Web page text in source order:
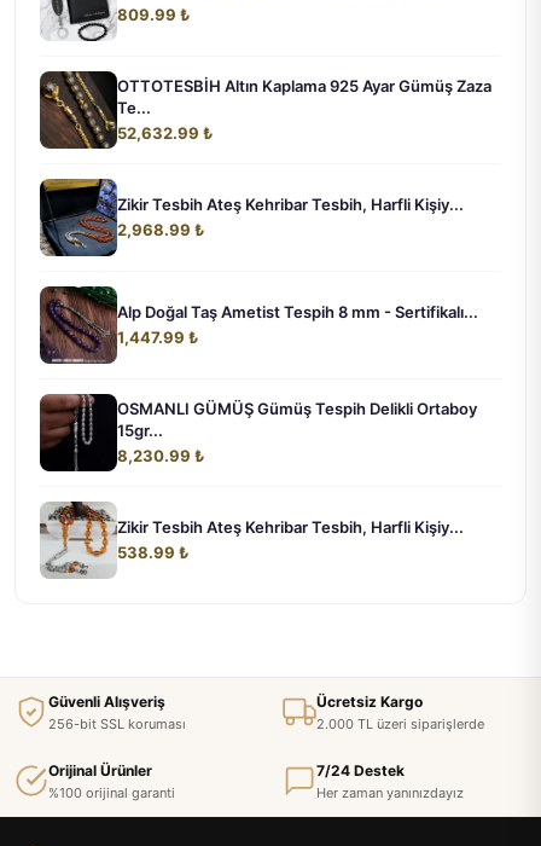
809.99 ₺
OTTOTESBİH Altın Kaplama 925 Ayar Gümüş Zaza
Te...
52,632.99 ₺
Zikir Tesbih Ateş Kehribar Tesbih, Harfli Kişiy...
2,968.99 ₺
Alp Doğal Taş Ametist Tespih 8 mm - Sertifikalı...
1,447.99 ₺
OSMANLI GÜMÜŞ Gümüş Tespih Delikli Ortaboy
15gr...
8,230.99 ₺
Zikir Tesbih Ateş Kehribar Tesbih, Harfli Kişiy...
538.99 ₺
Güvenli Alışveriş
256-bit SSL koruması
Ücretsiz Kargo
2.000 TL üzeri siparişlerde
Orijinal Ürünler
%100 orijinal garanti
7/24 Destek
Her zaman yanınızdayız